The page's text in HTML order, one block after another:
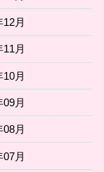
12月
11月
10月
09月
08月
07月